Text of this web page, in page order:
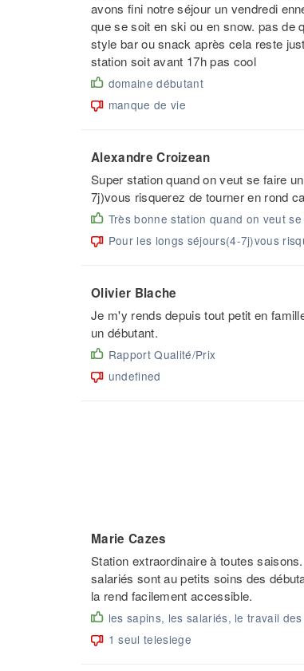
avons fini notre séjour un vendredi
que se soit en ski ou en snow. pas de
style bar ou snack après cela reste
station soit avant 17h pas cool
domaine débutant
manque de vie
Alexandre Croizean
Super station quand on veut se faire
7j)vous risquerez de tourner en rond
Très bonne station quand on veut
Pour les longs séjours(4-7j)vous
Olivier Blache
Je m'y rends depuis tout petit en
un débutant.
Rapport Qualité/Prix
undefined
Marie Cazes
Station extraordinaire à toutes
salariés sont au petits soins des
la rend facilement accessible.
les sapins, les salariés, le travail
1 seul telesiege